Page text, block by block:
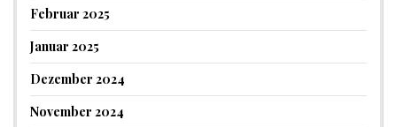
Februar 2025
Januar 2025
Dezember 2024
November 2024